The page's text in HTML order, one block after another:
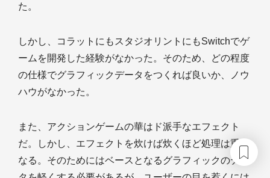
た。
しかし、コラットにもスタジオリントにもSwitchでゲ
ームを開発した経験がなかった。そのため、どの程度
の仕様でグラフィックデータをつくれば良いか、ノウ
ハウがなかった。
また、アクションゲームの華はド派手なエフェクト
だ。しかし、エフェクトを炊けば炊くほど処理は重く
なる。そのためにはベースとなるグラフィックのデー